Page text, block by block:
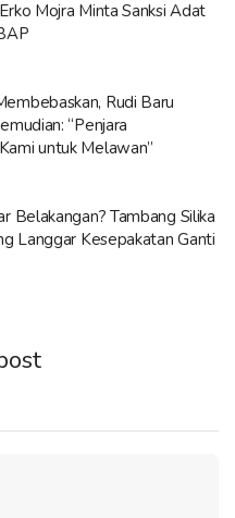
Mojra Minta Sanksi Adat
Rudi Baru
“Penjara
untuk Melawan”
Belakangan? Tambang Silika
Langgar Kesepakatan Ganti